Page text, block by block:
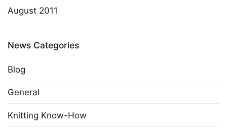
August 2011
News Categories
Blog
General
Knitting Know-How